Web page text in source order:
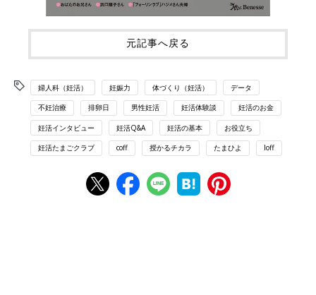
元記事へ戻る
婦人科（妊活） 妊娠力 体づくり（妊活） データ
不妊治療 排卵日 男性妊活 妊活体験談 妊活のお金
妊活インタビュー 妊活Q&A 妊活の基本 お役立ち
妊活たまごクラブ coff 授かるチカラ たまひよ loff